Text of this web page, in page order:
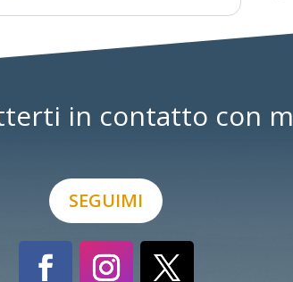
in contatto con
SEGUIMI